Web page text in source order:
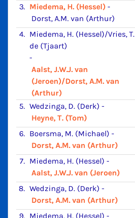
3. Miedema, H. (Hessel) -
Dorst, A.M. van (Arthur)
4. Miedema, H. (Hessel)/Vries, T.
de (Tjaart)
-
Aalst, J.W.J. van
(Jeroen)/Dorst, A.M. van
(Arthur)
5. Wedzinga, D. (Derk) -
Heyne, T. (Tom)
6. Boersma, M. (Michael) -
Dorst, A.M. van (Arthur)
7. Miedema, H. (Hessel) -
Aalst, J.W.J. van (Jeroen)
8. Wedzinga, D. (Derk) -
Dorst, A.M. van (Arthur)
9. Miedema, H. (Hessel) -